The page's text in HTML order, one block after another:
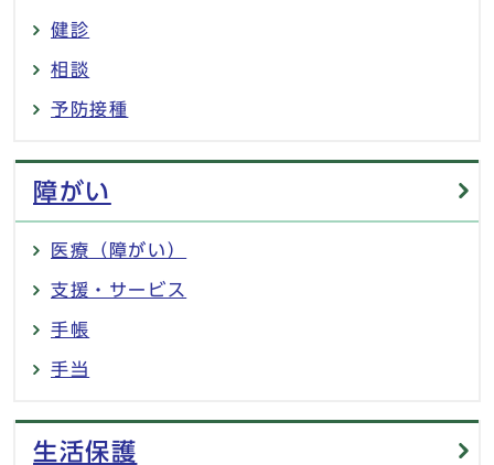
健診
相談
予防接種
障がい
医療（障がい）
支援・サービス
手帳
手当
生活保護